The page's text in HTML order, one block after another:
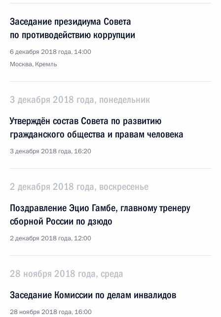
Заседание президиума Совета
по противодействию коррупции
6 декабря 2018 года, 14:00
Москва, Кремль
3 декабря 2018 года, понедельник
Утверждён состав Совета по развитию
гражданского общества и правам человека
3 декабря 2018 года, 16:20
2 декабря 2018 года, воскресенье
Поздравление Эцио Гамбе, главному тренеру
сборной России по дзюдо
2 декабря 2018 года, 12:00
28 ноября 2018 года, среда
Заседание Комиссии по делам инвалидов
28 ноября 2018 года, 16:00